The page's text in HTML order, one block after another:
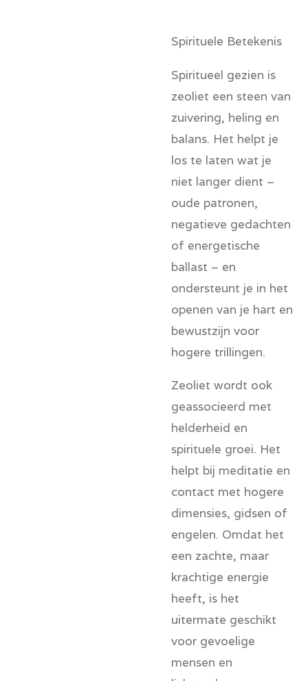
Spirituele Betekenis
Spiritueel gezien is
zeoliet een steen van
zuivering, heling en
balans. Het helpt je
los te laten wat je
niet langer dient –
oude patronen,
negatieve gedachten
of energetische
ballast – en
ondersteunt je in het
openen van je hart en
bewustzijn voor
hogere trillingen.
Zeoliet wordt ook
geassocieerd met
helderheid en
spirituele groei. Het
helpt bij meditatie en
contact met hogere
dimensies, gidsen of
engelen. Omdat het
een zachte, maar
krachtige energie
heeft, is het
uitermate geschikt
voor gevoelige
mensen en